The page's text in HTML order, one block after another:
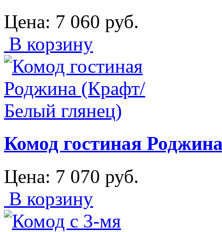
Цена: 7 060 руб.
В корзину
Комод гостиная
Цена: 7 070 руб.
В корзину